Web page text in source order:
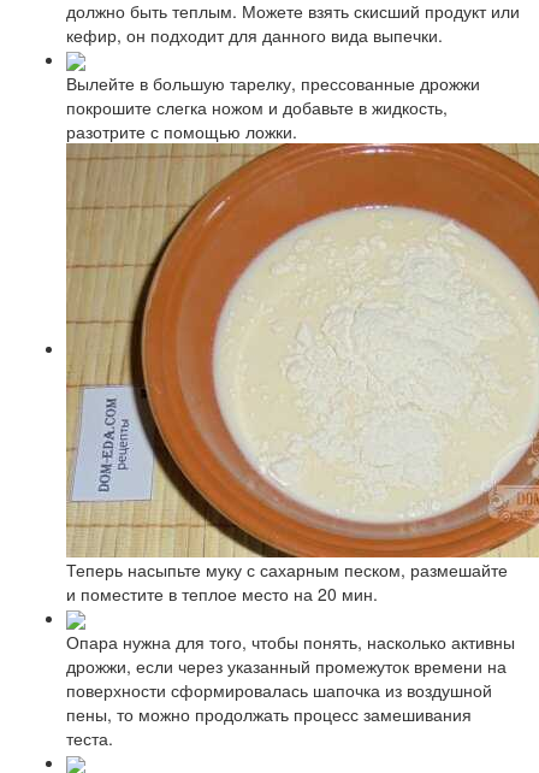
должно быть теплым. Можете взять скисший продукт или
кефир, он подходит для данного вида выпечки.
Вылейте в большую тарелку, прессованные дрожжи
покрошите слегка ножом и добавьте в жидкость,
разотрите с помощью ложки.
Теперь насыпьте муку с сахарным песком, размешайте
и поместите в теплое место на 20 мин.
Опара нужна для того, чтобы понять, насколько активны
дрожжи, если через указанный промежуток времени на
поверхности сформировалась шапочка из воздушной
пены, то можно продолжать процесс замешивания
теста.